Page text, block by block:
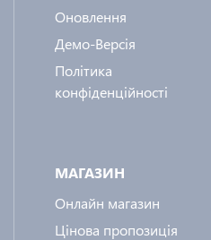
Оновлення
Демо-Версія
Політика
конфіденційності
МАГАЗИН
Онлайн магазин
Цінова пропозиція